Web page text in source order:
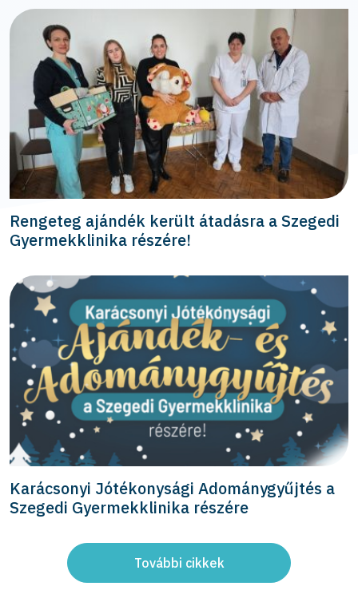
Rengeteg ajándék került átadásra a Szegedi
Gyermekklinika részére!
Karácsonyi Jótékonysági Adománygyűjtés a
Szegedi Gyermekklinika részére
További cikkek